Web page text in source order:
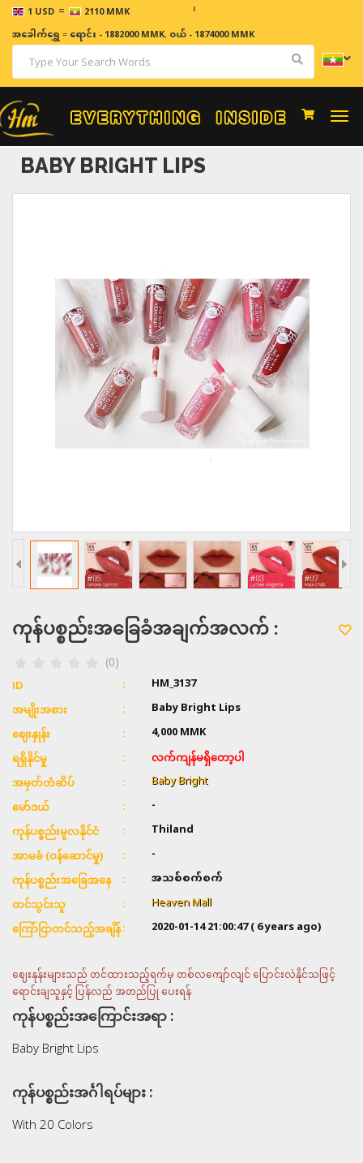
1 USD = 2110 MMK
အခေါက်ရွှေ=ရောင်း - 1882000 MMK, ဝယ် - 1874000 MMK
BABY BRIGHT LIPS
ကုန်ပစ္စည်းအခြေခံအချက်အလက် :
(0)
ID HM_3137
အမျိုးအစား Baby Bright Lips
ဈေးနှုန်း 4,000MMK
ရရှိနိုင်မှု
လက်ကျန်မရှိတော့ပါ
အမှတ်တံဆိပ်
Baby Bright
မော်ဒယ် -
ကုန်ပစ္စည်းမူလနိုင်ငံ Thiland
အာမခံ (ဝန်ဆောင်မှု) -
ကုန်ပစ္စည်းအခြေအနေ အသစ်စက်စက်
တင်သွင်းသူ Heaven Mall
ကြော်ငြာတင်သည့်အချိန် 2020-01-14 21:00:47( 6 years ago)
ဈေးနုန်းများသည် တင်ထားသည့်ရက်မှ တစ်လကျော်လျင် ပြောင်းလဲနိုင်သဖြင့်
ရောင်းချသူနှင့် ပြန်လည် အတည်ပြု ပေးရန်
ကုန်ပစ္စည်းအကြောင်းအရာ :
Baby Bright Lips
ကုန်ပစ္စည်းအင်္ဂါရပ်များ :
With 20 Colors